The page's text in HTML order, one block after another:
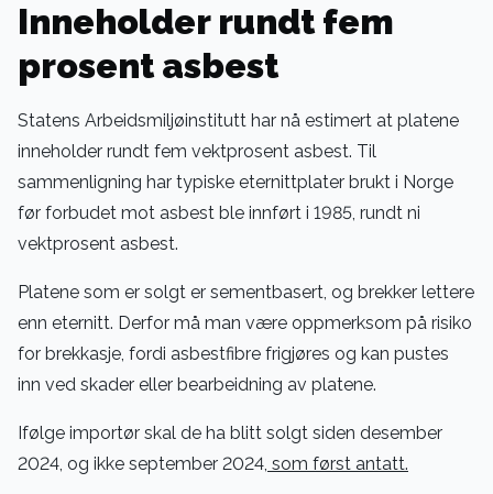
Inneholder rundt fem
prosent asbest
Statens Arbeidsmiljøinstitutt har nå estimert at platene
inneholder rundt fem vektprosent asbest. Til
sammenligning har typiske eternittplater brukt i Norge
før forbudet mot asbest ble innført i 1985, rundt ni
vektprosent asbest.
Platene som er solgt er sementbasert, og brekker lettere
enn eternitt. Derfor må man være oppmerksom på risiko
for brekkasje, fordi asbestfibre frigjøres og kan pustes
inn ved skader eller bearbeidning av platene.
Ifølge importør skal de ha blitt solgt siden desember
2024, og ikke september 2024, som først antatt.